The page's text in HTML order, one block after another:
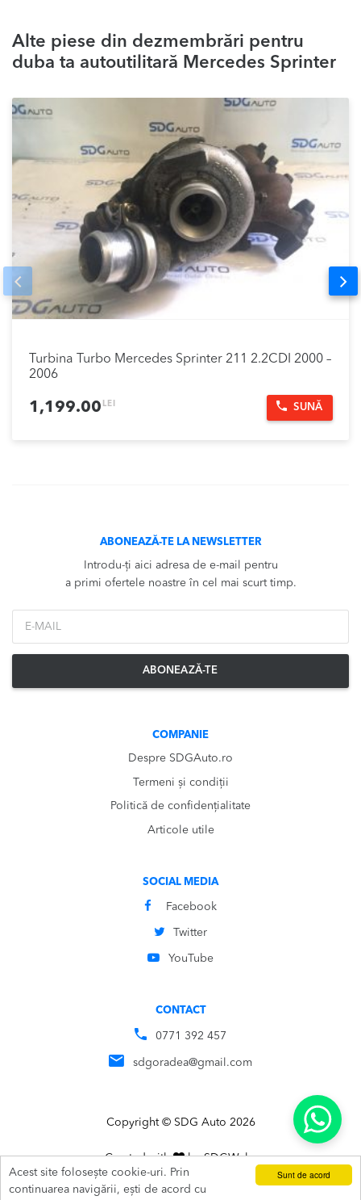
Sunt de acord
Acest site folosește cookie-uri. Prin
continuarea navigării, ești de acord cu
Alte piese din dezmembrări pentru
duba ta autoutilitară Mercedes Sprinter
Turbina Turbo Mercedes Sprinter 211 2.2CDI 2000 –
2006
1,199.00 LEI SUNĂ
Prev
ABONEAZĂ-TE LA NEWSLETTER
Introdu-ți aici adresa de e-mail pentru
a primi ofertele noastre în cel mai scurt timp.
ABONEAZĂ-TE
COMPANIE
Despre SDGAuto.ro
Termeni și condiții
Politică de confidențialitate
Articole utile
SOCIAL MEDIA
Facebook
Twitter
YouTube
CONTACT
0771 392 457
sdgoradea@gmail.com
Copyright © SDG Auto 2026
Created with bySDGWebs
ADAUGĂ ÎN COȘ